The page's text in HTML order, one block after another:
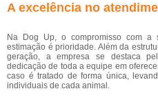
A excelência no
Na Dog Up, o compromisso com
estimação é prioridade. Além da
geração, a empresa se destaca
dedicação de toda a equipe em
caso é tratado de forma única,
individuais de cada animal.